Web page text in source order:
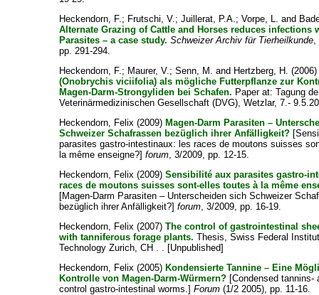
Heckendorn, F.; Frutschi, V.;Juillerat, P.A.;Vorpe, L. and
Alternate Grazing of Cattle and Horses reduces infections
Parasites – a case study. Schweizer Archiv für Tierheilkunde,
pp. 291-294.
Heckendorn, F.; Maurer, V.;Senn, M. and Hertzberg, H.
(Onobrychis viciifolia) als mögliche Futterpflanze zur
Magen-Darm-Strongyliden bei Schafen. Paper at: Tagung
Veterinärmedizinischen Gesellschaft (DVG), Wetzlar, 7.-
Heckendorn, Felix (2009) Magen-Darm Parasiten –
Schweizer Schafrassen bezüglich ihrer Anfälligkeit?
parasites gastro-intestinaux: les races de moutons suisses
la même enseigne?]forum, 3/2009, pp. 12-15.
Heckendorn, Felix (2009)Sensibilité aux parasites gastro-
races de moutons suisses sont-elles toutes à la même
[Magen-Darm Parasiten – Unterscheiden sich Schweizer
bezüglich ihrer Anfälligkeit?]forum, 3/2009, pp. 16-19.
Heckendorn, Felix (2007)The control of gastrointestinal
with tanniferous forage plants. Thesis, Swiss Federal
Technology Zurich, CH . . [Unpublished]
Heckendorn, Felix (2005) Kondensierte Tannine – Eine
Kontrolle von Magen-Darm-Würmern? [Condensed
control gastro-intestinal worms.]Forum (1/2 2005), pp. 11-16.